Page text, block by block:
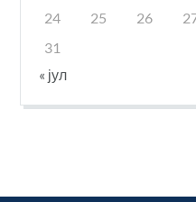
24
25 26
31
« јул